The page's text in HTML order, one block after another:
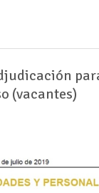
(vacantes)